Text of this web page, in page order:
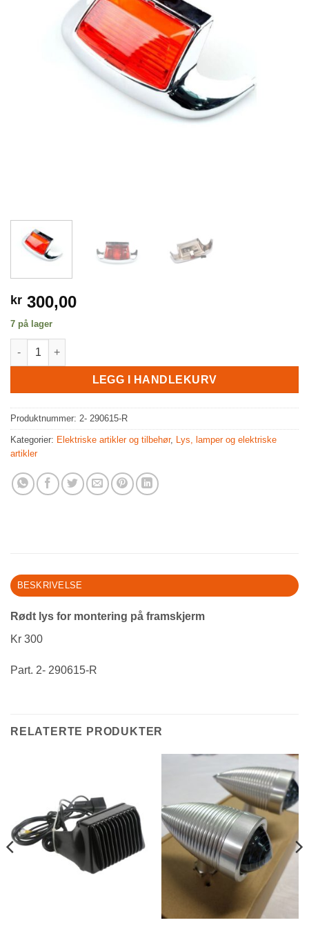
kr 300,00
7 på lager
Lys til framskjerm, Rød antall
LEGG I HANDLEKURV
Produktnummer: 2- 290615-R
Kategorier: Elektriske artikler og tilbehør, Lys, lamper og elektriske
artikler
BESKRIVELSE
Rødt lys for montering på framskjerm
Kr 300
Part. 2- 290615-R
RELATERTE PRODUKTER